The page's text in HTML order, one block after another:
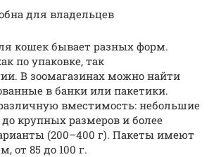
для владельцев
кошек бывает разных форм.
по упаковке, так
В зоомагазинах можно найти
в банки или пакетики.
вместимость: небольшие
до крупных размеров и более
(200–400 г). Пакеты имеют
от 85 до 100 г.